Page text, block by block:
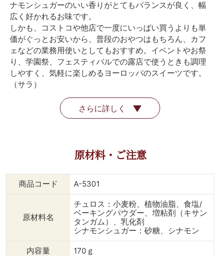
ナモンシュガーのいい香りがとてもバランスが良く、幅
広く好かれるお味です。
しかも、コストコや他店で一度にいっぱい買うよりも単
価がぐっとお安いから、普段のおやつはもちろん、カフ
ェなどの業務用使いとしてもおすすめ。イベントやお祭
り、学園祭、フェスティバルでの露店で使うときも調理
しやすく、気軽に楽しめるヨーロッパのスイーツです。
（サラ）
さらに詳しく
原材料・ご注意
商品コード A-5301
原材料名
チュロス：小麦粉、植物油脂、食塩/
ベーキングパウダー、増粘剤（キサン
タンガム）、乳化剤
シナモンシュガー：砂糖、シナモン
内容量 170ｇ